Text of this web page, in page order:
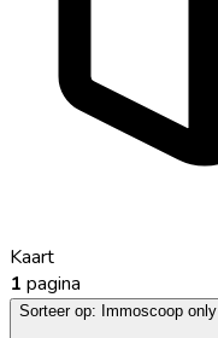
Kaart
1 pagina
Sorteer op: Immoscoop only